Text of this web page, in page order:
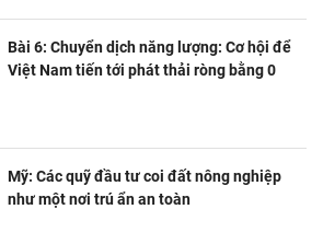
Bài 6: Chuyển dịch năng lượng: Cơ hội để
Việt Nam tiến tới phát thải ròng bằng 0
Mỹ: Các quỹ đầu tư coi đất nông nghiệp
như một nơi trú ẩn an toàn